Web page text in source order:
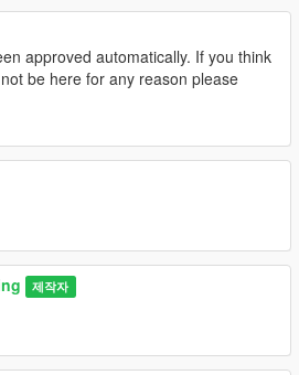
approved automatically. If you think
be here for any reason please
제작자